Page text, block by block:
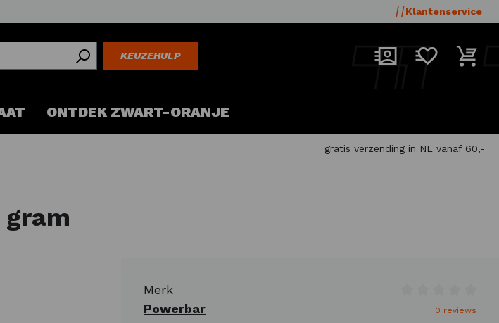
Klantenservice
KEUZEHULP
ONTDEK ZWART-ORANJE
gratis verzending in NL vanaf 60,-
gram
Merk
Powerbar
Gemiddelde
0 reviews